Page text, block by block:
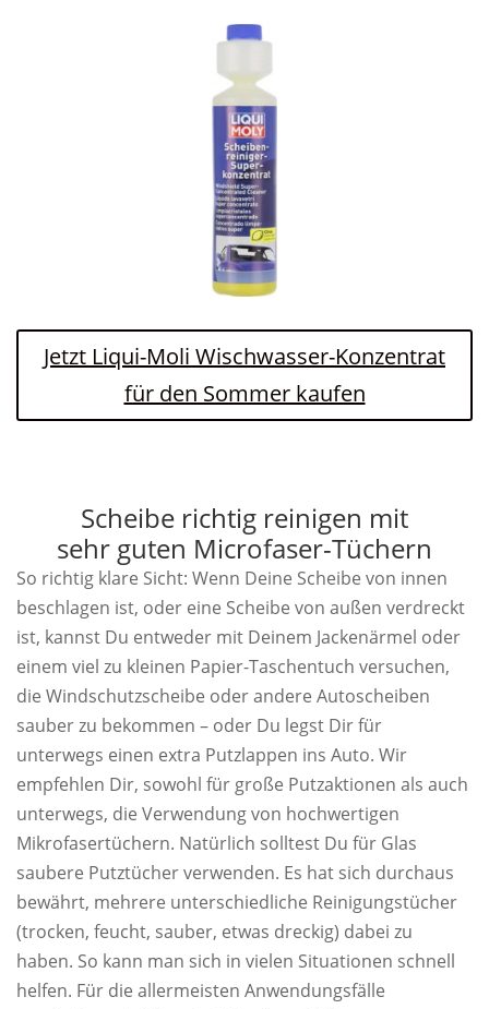
Jetzt Liqui-Moli Wischwasser-Konzentrat
für den Sommer kaufen
Scheibe richtig reinigen mit
sehr guten Microfaser-Tüchern
So richtig klare Sicht: Wenn Deine Scheibe von innen
beschlagen ist, oder eine Scheibe von außen verdreckt
ist, kannst Du entweder mit Deinem Jackenärmel oder
einem viel zu kleinen Papier-Taschentuch versuchen,
die Windschutzscheibe oder andere Autoscheiben
sauber zu bekommen – oder Du legst Dir für
unterwegs einen extra Putzlappen ins Auto. Wir
empfehlen Dir, sowohl für große Putzaktionen als auch
unterwegs, die Verwendung von hochwertigen
Mikrofasertüchern. Natürlich solltest Du für Glas
saubere Putztücher verwenden. Es hat sich durchaus
bewährt, mehrere unterschiedliche Reinigungstücher
(trocken, feucht, sauber, etwas dreckig) dabei zu
haben. So kann man sich in vielen Situationen schnell
helfen. Für die allermeisten Anwendungsfälle